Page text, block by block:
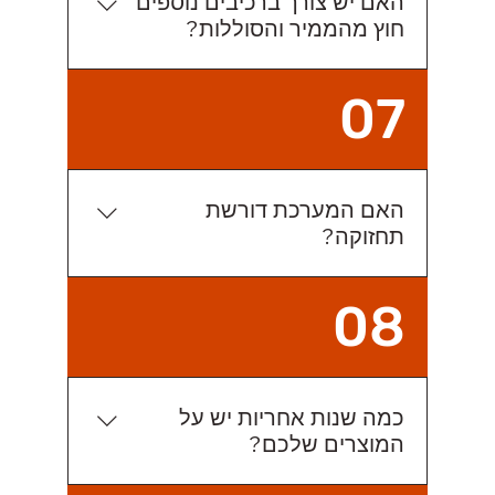
הליתיום נשמרות ועמידות לאורך זמן. יחד
עם זאת מצורפים מספר טיפים : מומלץ
לאפשר לסוללה פריקה ולו המזערית ביותר,
מידי פעם, לטובת חידוש ושמירה של
אנרגיה, מצב סטטי פחות מומלץ לאורך זמן
הסוללות בשעות השיא (11:00-15:00),
כך שתוכלו ליהנות מניצול מקסימלי של
המערכת. באופן כללי מומלץ להתקין את
המערכת באזור מוצל, כל שכן את הסוללות.
חוץ מהממיר והסוללות?
מגיעה מחווטת עם כבילה חשמלית,
תקשורת והגנות.
07
האם המערכת דורשת
תחזוקה?
האבחון מתבצע מרחוק.
08
כמה שנות אחריות יש על
המוצרים שלכם?